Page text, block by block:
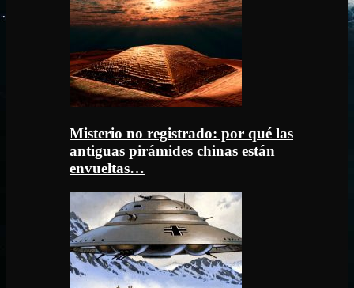
Misterio no registrado: por qué las
antiguas pirámides chinas están
envueltas…